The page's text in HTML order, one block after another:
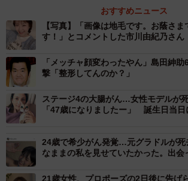
おすすめニュース
【写真】「画像は地毛です。お蔭さ
す！」とコメントした市川由紀乃さん
「メッチャ顔変わったやん」島田紳
撃「整形してんのか？」
ステージ4の大腸がん…女性モデルが
「47歳になりましたー」 誕生日当日
24歳で希少がん発覚…元グラドルが
なままの私を見せていたかった。出会
21歳女性、プロポーズの2日後に告げ